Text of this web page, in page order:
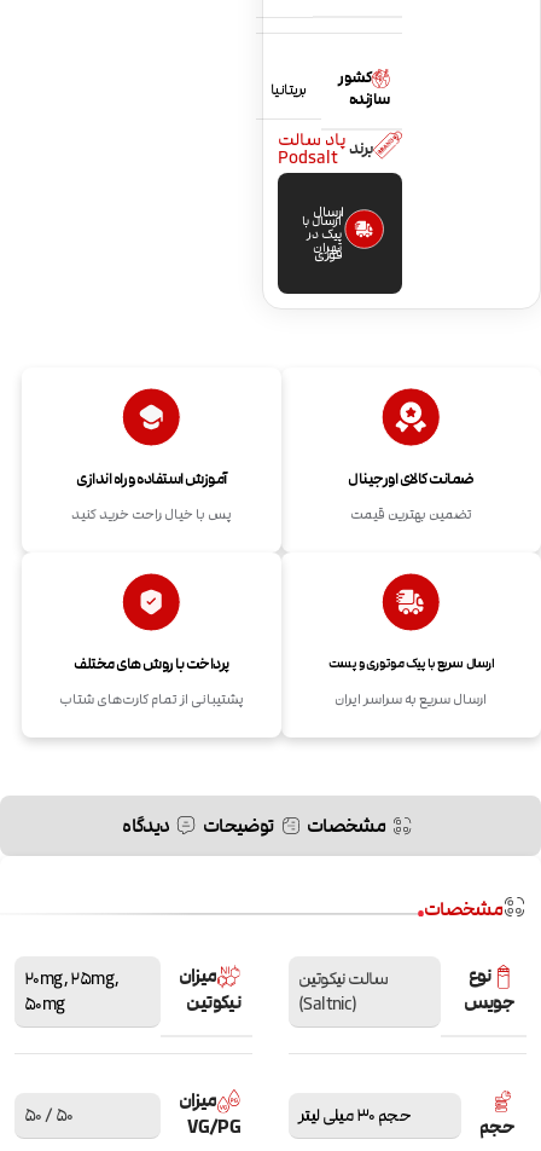
کشور
سازنده
بریتانیا
برندپاد سالت
Podsalt
ارسال
فوری
ارسال با
پیک در
تهران
ضمانت کالای اورجینال
تضمین بهترین قیمت
آموزش استفاده و راه اندازی
پس با خیال راحت خرید کنید
ارسال سریع با پیک موتوری و پست
ارسال سریع به سراسر ایران
پرداخت با روش های مختلف
پشتیبانی از تمام کارت‌های شتاب
مشخصات توضیحات دیدگاه
مشخصات
نوع
جویس
سالت نیکوتین
(Saltnic)
میزان
نیکوتین
20mg,25mg,
50mg
حجم حجم 30 میلی لیتر
میزان
VG/PG
50 / 50